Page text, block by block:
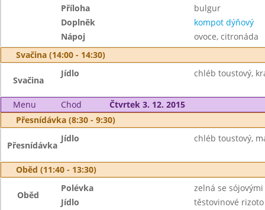
Příloha
bulgur
Doplněk
kompot dýňový
Nápoj
ovoce, citronáda
Svačina (14:00 - 14:30)
Svačina
Jídlo chléb toustový,
Menu Chod
Čtvrtek 3. 12. 2015
Přesnídávka (8:30 - 9:30)
Přesnídávka
Jídlo chléb toustový,
Oběd (11:40 - 13:30)
Oběd
Polévka
zelná se sójovými
Jídlo
těstovinové